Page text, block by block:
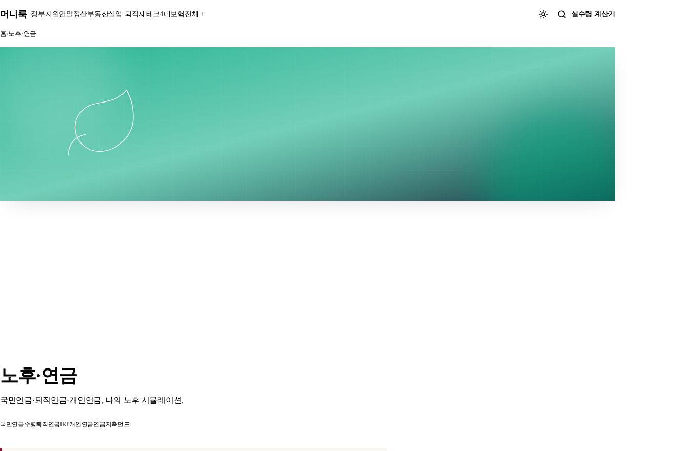
머니룩 정부지원연말정산부동산실업·퇴직재테크4대보험 전체 + 실수령 계산기
홈›노후·연금
노후·연금
국민연금·퇴직연금·개인연금, 나의 노후 시뮬레이션.
국민연금수령퇴직연금IRP개인연금연금저축펀드